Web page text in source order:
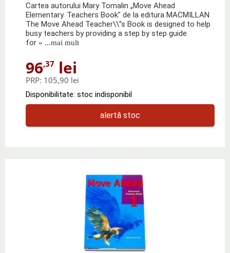
Cartea autorului Mary Tomalin „Move Ahead
Elementary. Teachers Book" de la editura MACMILLAN
The Move Ahead Teacher\\''s Book is designed to help
busy teachers by providing a step by step guide
for » ...mai mult
96,37 lei
PRP: 105,90 lei
Disponibilitate: stoc indisponibil
alertă stoc